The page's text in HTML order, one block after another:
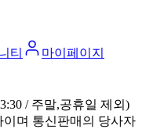
티
마이페이지
/ 주말,공휴일 제외)
며 통신판매의 당사자